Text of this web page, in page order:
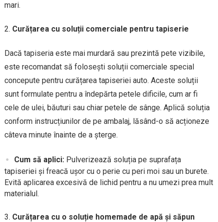
mari.
Curățarea cu soluții comerciale pentru tapiserie
Dacă tapiseria este mai murdară sau prezintă pete vizibile,
este recomandat să folosești soluții comerciale special
concepute pentru curățarea tapiseriei auto. Aceste soluții
sunt formulate pentru a îndepărta petele dificile, cum ar fi
cele de ulei, băuturi sau chiar petele de sânge. Aplică soluția
conform instrucțiunilor de pe ambalaj, lăsând-o să acționeze
câteva minute înainte de a șterge.
Cum să aplici: Pulverizează soluția pe suprafața
tapiseriei și freacă ușor cu o perie cu peri moi sau un burete.
Evită aplicarea excesivă de lichid pentru a nu umezi prea mult
materialul.
Curățarea cu o soluție homemade de apă și săpun